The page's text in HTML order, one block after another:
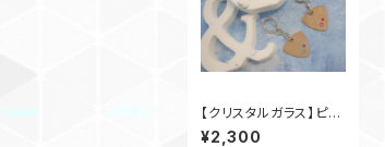
【クリスタルガラス】ピッ
クキーホルダー
¥2,300